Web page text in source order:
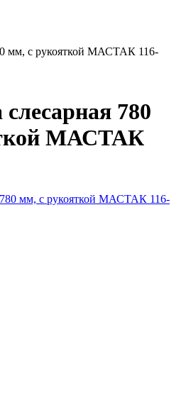
мм, с рукояткой МАСТАК 116-
780
МАСТАК